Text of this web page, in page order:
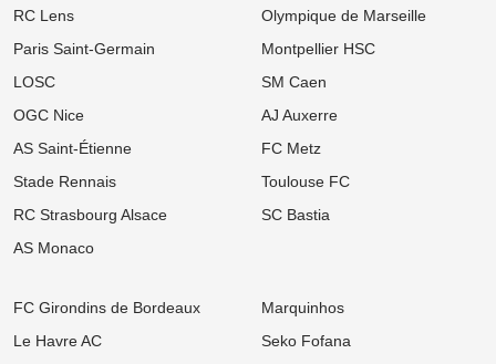
s'attaque au digne successeur de Donnarumma !
06/08 Ligue 1
Ligue 1 : « Le Brighton français », le projet ambitieux du TFC
enflamme l'After Foot !
Mercato LOSC, OM : Chancel Mbemba s'envole vers l'Arabie
Mercato ASSE : Un 3e géant européen s'attaque à Lucas Stassin,
jackpot en vue pour les Verts ?
Mercato LOSC : Départ record à 100 M€ en vue, Lille déniche sa
perle au Real Madrid !
RC Lens
Paris Saint-Germain
LOSC
OGC Nice
AS Saint-Étienne
Stade Rennais
RC Strasbourg Alsace
AS Monaco
Olympique de Marseille
Montpellier HSC
SM Caen
AJ Auxerre
FC Metz
Toulouse FC
SC Bastia
FC Girondins de Bordeaux
Le Havre AC
Marquinhos
Seko Fofana